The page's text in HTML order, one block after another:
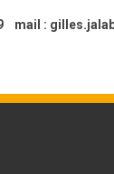
mail :